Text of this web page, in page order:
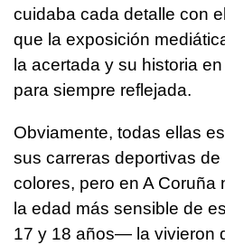
cuidaba cada detalle con
que la exposición
la acertada y su historia
para siempre reflejada.
Obviamente, todas ellas
sus carreras deportivas
colores, pero en A Coruña
la edad más sensible de
17 y 18 años— la vivieron